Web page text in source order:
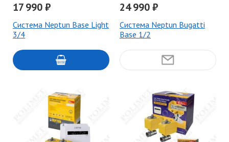
17 990 ₽
Система Neptun Base Light
3/4
24 990 ₽
Система Neptun Bugatti
Base 1/2